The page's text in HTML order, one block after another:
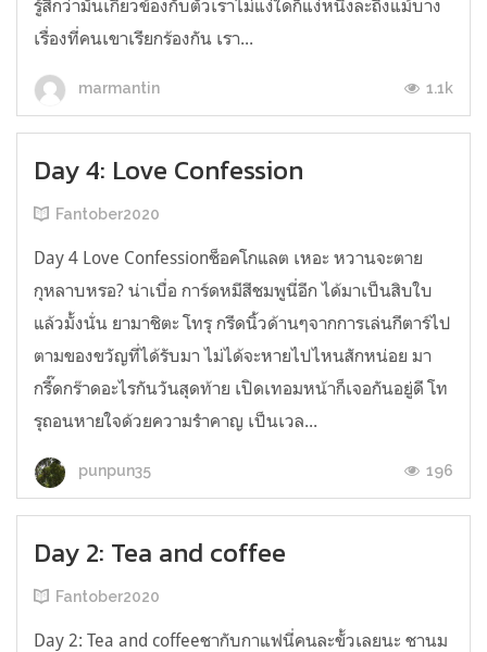
รู้สึกว่ามันเกี่ยวข้องกับตัวเราไม่แง่ใดก็แง่หนึ่งละถึงแม้บาง
เรื่องที่คนเขาเรียกร้องกัน เรา...
marmantin 1.1k
Day 4: Love Confession
Fantober2020
Day 4 Love Confessionช็อคโกแลต เหอะ หวานจะตาย
กุหลาบหรอ? น่าเบื่อ การ์ดหมีสีชมพูนี่อีก ได้มาเป็นสิบใบ
แล้วมั้งนั่น ยามาชิตะ โทรุ กรีดนิ้วด้านๆจากการเล่นกีตาร์ไป
ตามของขวัญที่ได้รับมา ไม่ได้จะหายไปไหนสักหน่อย มา
กรี๊ดกร๊าดอะไรกันวันสุดท้าย เปิดเทอมหน้าก็เจอกันอยู่ดี โท
รุถอนหายใจด้วยความรำคาญ เป็นเวล...
punpun35 196
Day 2: Tea and coffee
Fantober2020
Day 2: Tea and coffeeชากับกาแฟนี่คนละขั้วเลยนะ ชานม